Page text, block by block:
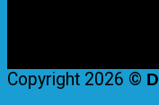
Copyright 2026 ©